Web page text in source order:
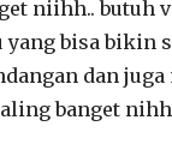
niihh.. butuh
bisa bikin
dan
banget